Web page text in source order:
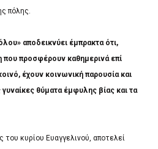
πόλης.
αποδεικνύει έμπρακτα ότι,
που προσφέρουν καθημερινά επί
έχουν κοινωνική παρουσία και
θύματα έμφυλης βίας και τα
κυρίου Ευαγγελινού, αποτελεί